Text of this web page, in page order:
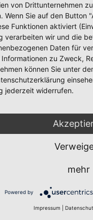
verhindern.
von Drittunternehmen
Wenn Sie auf den Button
Funktionen aktiviert
verarbeiten wir und die
Daten für
Informationen zu Zweck,
können Sie unter
jederzeit widerrufen.
mehr
Powered by
Impressum